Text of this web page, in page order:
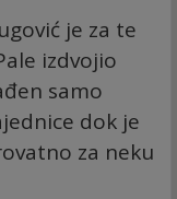
je za te
izdvojio
samo
dok je
za neku